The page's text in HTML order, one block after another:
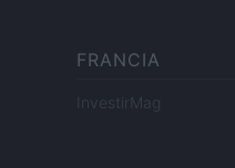
FRANCIA
InvestirMag